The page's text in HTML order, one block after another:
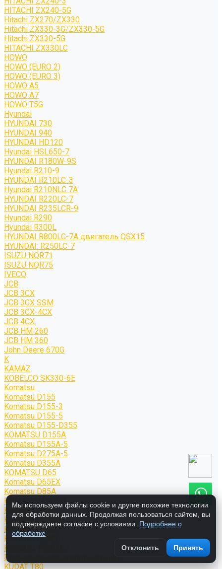
HITACHI ZX240-5G
Hitachi ZX270/ZX330
Hitachi ZX330-3G/ZX330-5G
Hitachi ZX330-5G
HITACHI ZX330LC
HOWO
HOWO (EURO 2)
HOWO (EURO 3)
HOWO A5
HOWO A7
HOWO T5G
Hyundai
HYUNDAI 730
HYUNDAI 940
HYUNDAI HD120
Hyundai HSL650-7
HYUNDAI R180W-9S
Hyundai R210-9
HYUNDAI R210LC-3
Hyundai R210NLC 7A
HYUNDAI R220LC-7
HYUNDAI R235LCR-9
Hyundai R290
Hyundai R300L
HYUNDAI R800LC-7A двигатель QSX15
HYUNDAI: R250LC-7
ISUZU NQR71
ISUZU NQR75
IVECO
JCB
JCB 3CX
JCB 3CX SSM
JCB 3CX-4CX
JCB 4CX
JCB HM 260
JCB HM 360
John Deere 670G
K
KAMAZ
KOBELCO SK330-6E
Komatsu
Komatsu D155
Komatsu D155-3
Komatsu D155-5
Komatsu D155-D355
KOMATSU D155A
Komatsu D155A-5
Komatsu D275A-5
Komatsu D355A
KOMATSU D65
Komatsu D65EX
Komatsu D85A
KOMATSU PC100
Komatsu PC200
Komatsu PC220-5
Komatsu PC300
Komatsu PC400
Komatsu; PC400-7
Прочие производители техники
KUDAT T80
Мы используем файлы cookie и другие похожие технологии
для обработки данных. Продолжая пользоваться сайтом, вы
подтверждаете согласие с условиями. Подробнее о
обработке
Отклонить
Принять